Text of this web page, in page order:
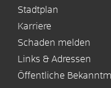
Stadtplan
Karriere
Schaden melden
Links & Adressen
Öffentliche